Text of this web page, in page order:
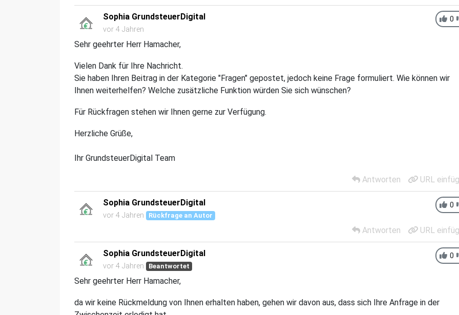
0
Sophia GrundsteuerDigital
vor 4 Jahren
Sehr geehrter Herr Hamacher,
Vielen Dank für Ihre Nachricht.
Sie haben Ihren Beitrag in der Kategorie "Fragen" gepostet, jedoch keine Frage formuliert. Wie können wir
Ihnen weiterhelfen? Welche zusätzliche Funktion würden Sie sich wünschen?
Für Rückfragen stehen wir Ihnen gerne zur Verfügung.
Herzliche Grüße,
Ihr GrundsteuerDigital Team
Antworten URL
0
Sophia GrundsteuerDigital
vor 4 Jahren Rückfrage an Autor
Antworten URL
0
Sophia GrundsteuerDigital
vor 4 Jahren Beantwortet
Sehr geehrter Herr Hamacher,
da wir keine Rückmeldung von Ihnen erhalten haben, gehen wir davon aus, dass sich Ihre Anfrage in der